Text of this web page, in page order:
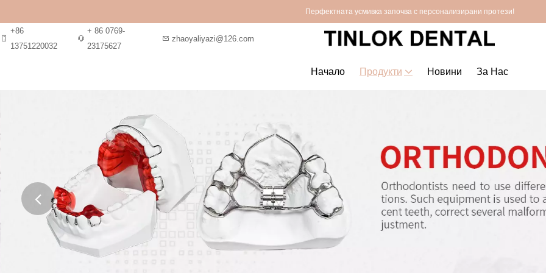
Перфектната усмивка започва с персонализирани протези!
+86
13751220032
+ 86 0769-
23175627
zhaoyaliyazi@126.com
Начало Продукти Новини За Нас